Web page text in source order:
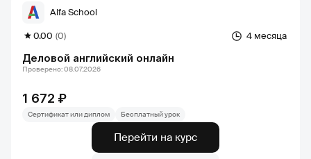
Деловой английский онлайн
4 месяца
0.00 (0)
Alfa School
1 672 ₽
Проверено: 08.07.2026
Сертификат или диплом Бесплатный урок
Перейти на курс